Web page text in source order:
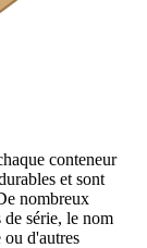
conteneur
et sont
nombreux
de série, le nom
ou d'autres